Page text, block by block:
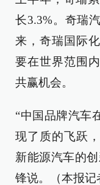
长3.3%。奇瑞
来，奇瑞国际
要在世界范围
共赢机会。
“中国品牌汽车
现了质的飞跃
新能源汽车的
锋说。（本报记